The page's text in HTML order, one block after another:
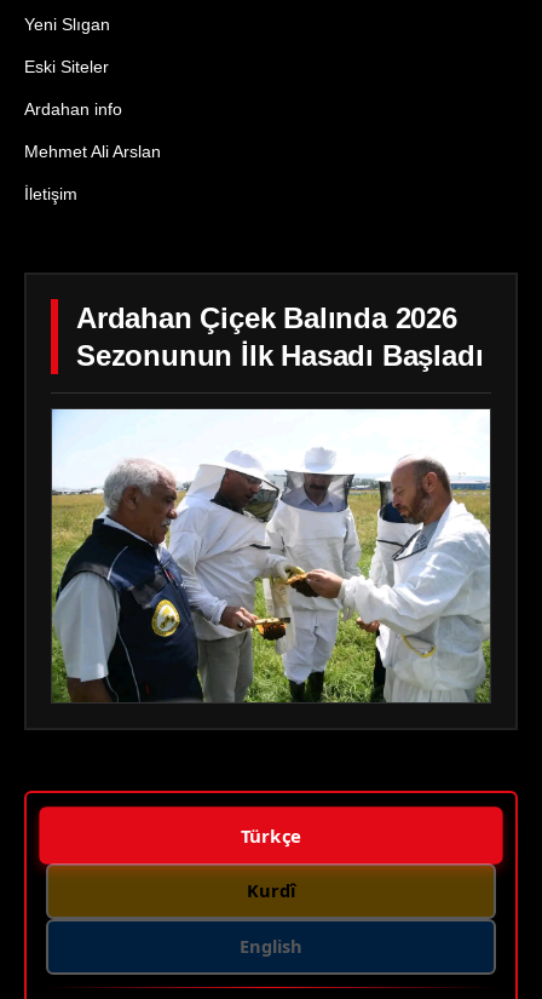
Yeni Slıgan
Eski Siteler
Ardahan info
Mehmet Ali Arslan
İletişim
Ardahan Çiçek Balında 2026
Sezonunun İlk Hasadı Başladı
Türkçe
Kurdî
English